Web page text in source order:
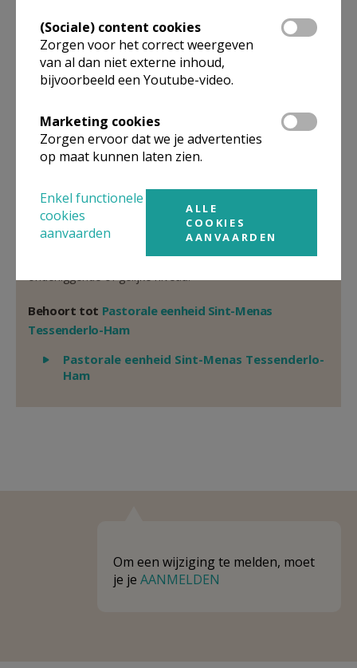
Mevr.MiaHoydonckx
Markt 21
3980 TESSENDERLO-HAM
013 66 17 10
Google Maps
Organisatiestructuur
Niet gevonden wat je zocht? Hier vind je links naar de
gegevens van andere organisaties op het boven-,
onderliggende of gelijke niveau.
Behoort tot Pastorale eenheid Sint-Menas
Tessenderlo-Ham
Weergeven
Pastorale eenheid Sint-Menas Tessenderlo-
Ham
Om een wijziging te melden, moet
je je AANMELDEN
(Sociale) content cookies
Zorgen voor het correct weergeven
van al dan niet externe inhoud,
bijvoorbeeld een Youtube-video.
Marketing cookies
Zorgen ervoor dat we je advertenties
op maat kunnen laten zien.
Enkel functionele
cookies
aanvaarden
ALLE
COOKIES
AANVAARDEN